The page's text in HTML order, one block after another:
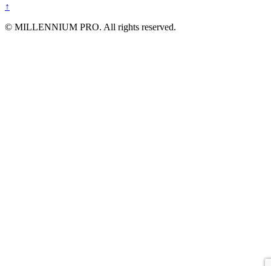
↑
© MILLENNIUM PRO. All rights reserved.